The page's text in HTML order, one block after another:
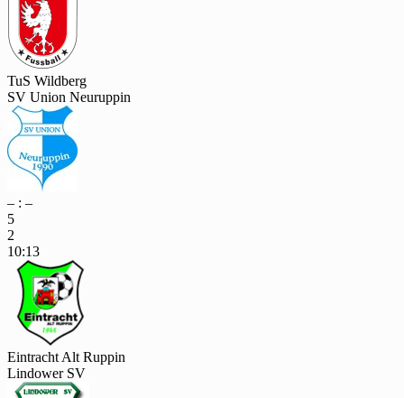
TuS Wildberg
SV Union Neuruppin
– : –
5
2
10:13
Eintracht Alt Ruppin
Lindower SV